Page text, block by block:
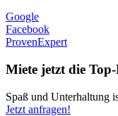
Google
Facebook
ProvenExpert
Miete jetzt die
Spaß und Unterhaltung
Jetzt anfragen!